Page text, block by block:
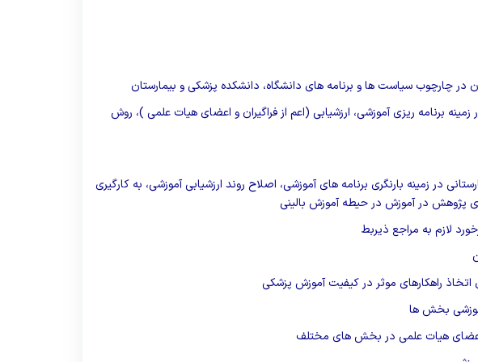
برنامه ریزی آموزشی، ارزشیابی (اعم از فراگیران و اعضای هیات علمی )، روش
در زمینه بارنگری برنامه های آموزشی، اصلاح روند ارزشیابی آموزشی، به کارگیری
پژوهش در آموزش در حیطه آموزش بالینی
لازم به مراجع ذیربط
راهکارهای موثر در کیفیت آموزش پزشکی
بخش ها
اعضای هیات علمی در بخش های مختلف